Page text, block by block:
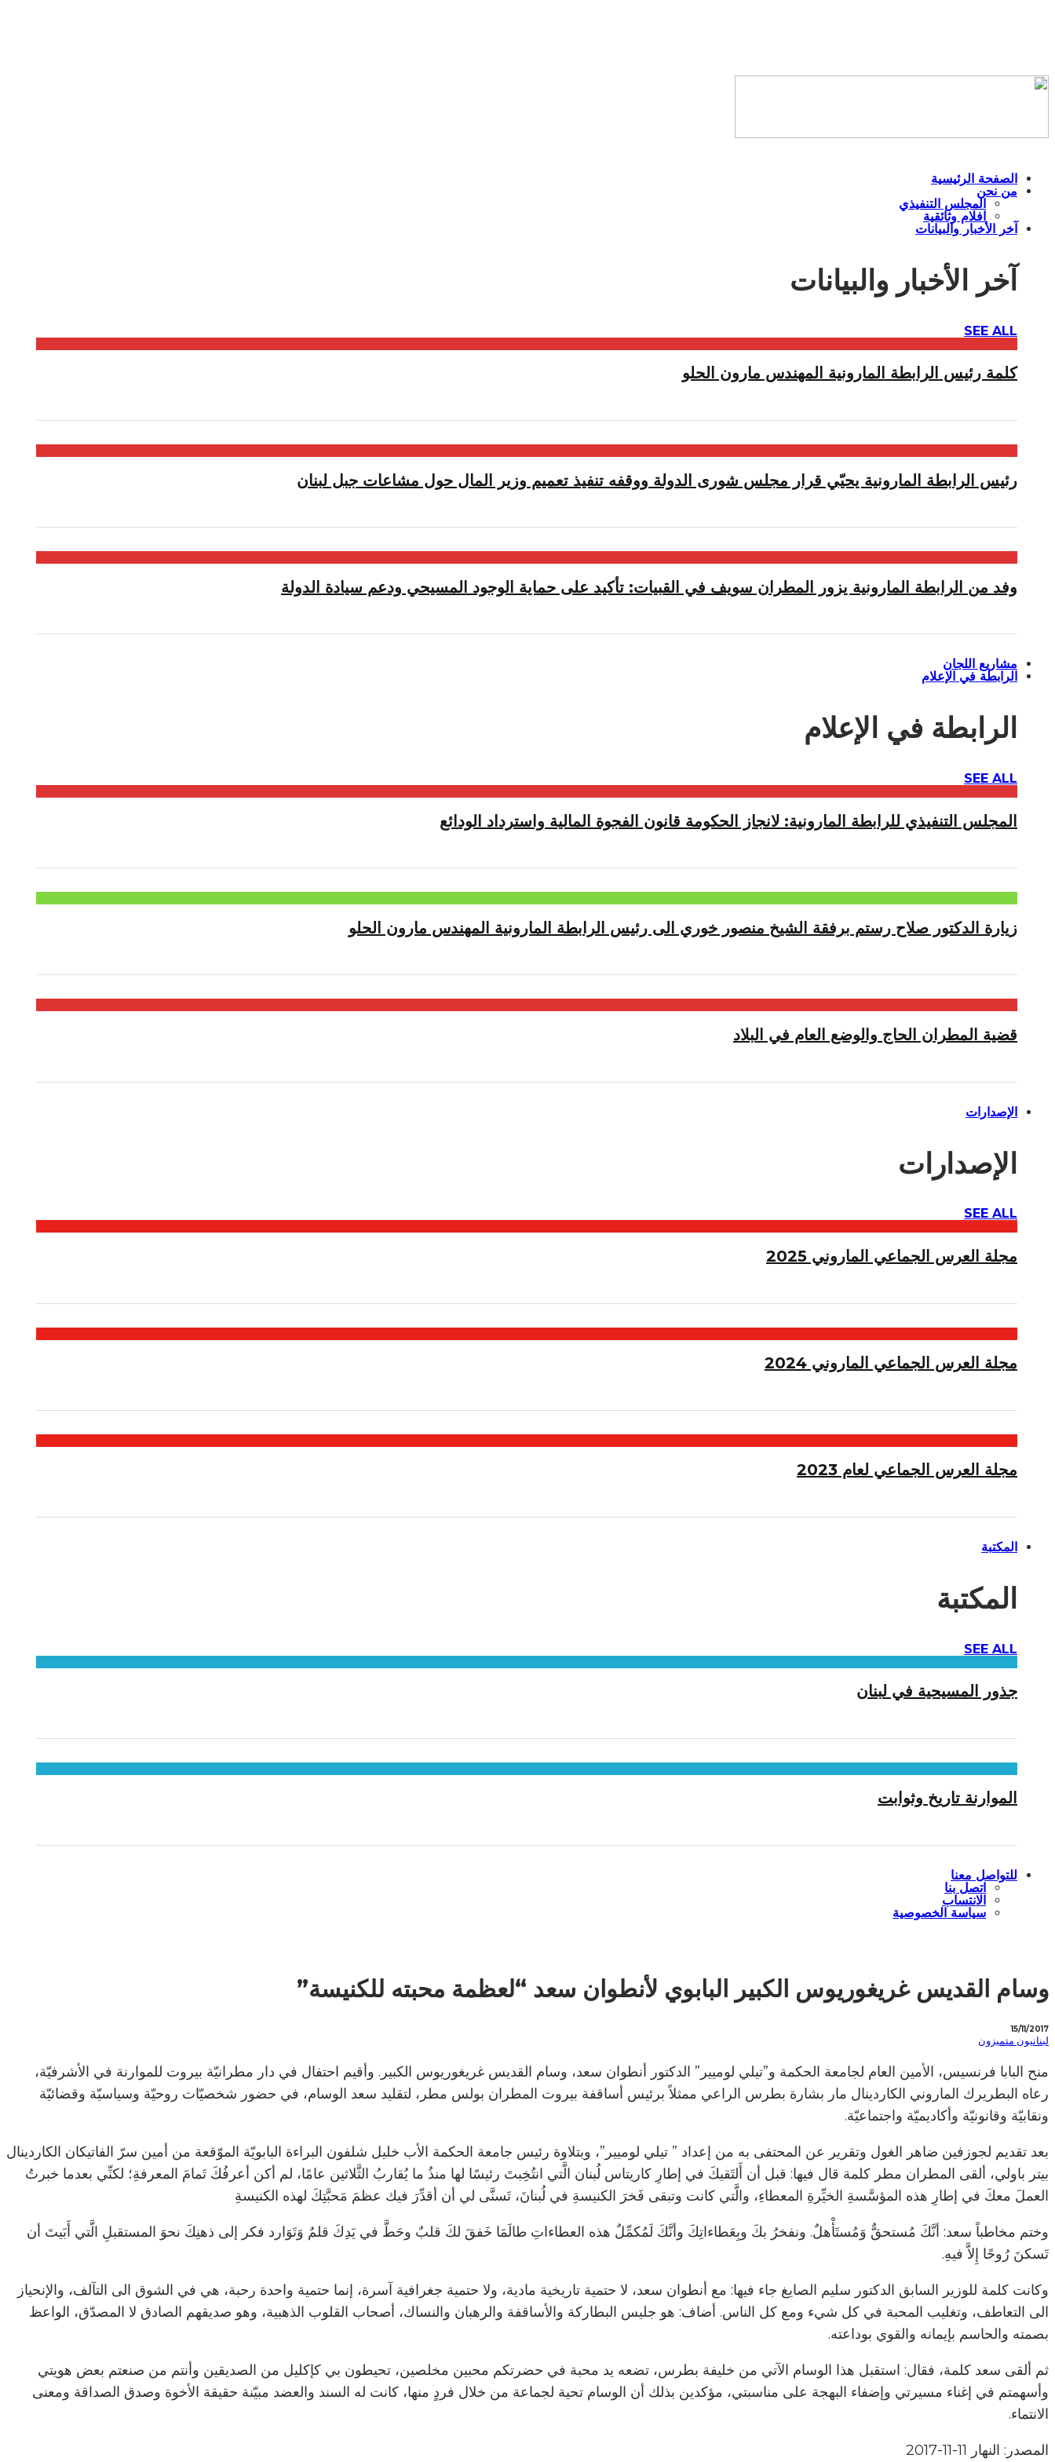
الصفحة الرئيسية
من نحن
المجلس التنفيذي
افلام وثائقية
آخر الأخبار والبيانات
آخر الأخبار والبيانات
SEE ALL
كلمة رئيس الرابطة المارونية المهندس مارون الحلو
رئيس الرابطة المارونية يحيّي قرار مجلس شورى الدولة ووقفه تنفيذ تعميم وزير المال حول مشاعات جبل لبنان
وفد من الرابطة المارونية يزور المطران سويف في القبيات: تأكيد على حماية الوجود المسيحي ودعم سيادة الدولة
مشاريع اللجان
الرابطة في الإعلام
الرابطة في الإعلام
SEE ALL
المجلس التنفيذي للرابطة المارونية: لانجاز الحكومة قانون الفجوة المالية واسترداد الودائع
زيارة الدكتور صلاح رستم برفقة الشيخ منصور خوري الى رئيس الرابطة المارونية المهندس مارون الحلو
قضية المطران الحاج والوضع العام في البلاد
الإصدارات
الإصدارات
SEE ALL
مجلة العرس الجماعي الماروني 2025
مجلة العرس الجماعي الماروني 2024
مجلة العرس الجماعي لعام 2023
المكتبة
المكتبة
SEE ALL
جذور المسيحية في لبنان
الموارنة تاريخ وثوابت
للتواصل معنا
اتصل بنا
الانتساب
سياسة الخصوصية
وسام القديس غريغوريوس الكبير البابوي لأنطوان سعد “لعظمة محبته للكنيسة”
15/11/2017
لبنانيون متميزون
منح البابا فرنسيس، الأمين العام لجامعة الحكمة و”تيلي لوميير” الدكتور أنطوان سعد، وسام القديس غريغوريوس الكبير. وأقيم احتفال في دار مطرانيّة بيروت للموارنة في الأشرفيّة،
رعاه البطريرك الماروني الكاردينال مار بشارة بطرس الراعي ممثلاً برئيس أساقفة بيروت المطران بولس مطر، لتقليد سعد الوسام، في حضور شخصيّات روحيّة وسياسيّة وقضائيّة
ونقابيّة وقانونيّة وأكاديميّة واجتماعيّة.
بعد تقديم لجوزفين ضاهر الغول وتقرير عن المحتفى به من إعداد ” تيلي لوميير”، وبتلاوة رئيس جامعة الحكمة الأب خليل شلفون البراءة البابويّة الموّقعة من أمين سرّ الفاتيكان الكاردينال
بيتر باولي، ألقى المطران مطر كلمة قال فيها: قبل أن أَلتَقيكَ في إطارِ كاريتاس لُبنان الَّتي انتُخِبتَ رئيسًا لها منذُ ما يُقاربُ الثَّلاثين عامًا، لم أكن أعرفُكَ تَمامَ المعرفةِ؛ لكنِّي بعدما خبرتُ
العملَ معكَ في إطارِ هذه المؤسَّسةِ الخيِّرةِ المعطاءِ، والَّتي كانت وتبقى فَخرَ الكنيسةِ في لُبنانَ، تَسنَّى لي أن أقدِّرَ فيك عظمَ مَحبَّتِكَ لهذه الكنيسةِ
وختم مخاطباً سعد: أنَّكَ مُستحقٌّ وَمُستَأْهلٌ. ونفخرُ بكَ وبِعَطاءاتِكَ وأنَّكَ لَمُكمِّلٌ هذه العطاءاتِ طالَمَا خَفقَ لكَ قلبٌ وحَطَّ في يَدِكَ قلمٌ وَتَوَارد فكر إلى ذهنِكَ نحوَ المستقبلِ الَّتي أَبَيتَ أن
تَسكنَ رُوحًا إِلاَّ فيهِ.
وكانت كلمة للوزير السابق الدكتور سليم الصايغ جاء فيها: مع أنطوان سعد، لا حتمية تاريخية مادية، ولا حتمية جغرافية آسرة، إنما حتمية واحدة رحبة، هي في الشوق الى التآلف، والإنحياز
الى التعاطف، وتغليب المحبة في كل شيء ومع كل الناس. أضاف: هو جليس البطاركة والأساقفة والرهبان والنساك، أصحاب القلوب الذهبية، وهو صديقهم الصادق لا المصدّق، الواعظ
بصمته والحاسم بإيمانه والقوي بوداعته.
ثم ألقى سعد كلمة، فقال: استقبل هذا الوسام الآتي من خليفة بطرس، تضعه يد محبة في حضرتكم محبين مخلصين، تحيطون بي كإكليل من الصديقين وأنتم من صنعتم بعض هويتي
وأسهمتم في إغناء مسيرتي وإضفاء البهجة على مناسبتي، مؤكدين بذلك أن الوسام تحية لجماعة من خلال فردٍ منها، كانت له السند والعضد مبيّنة حقيقة الأخوة وصدق الصداقة ومعنى
الانتماء.
المصدر: النهار 11-11-2017